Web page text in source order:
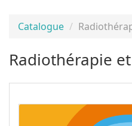
Catalogue
Radiothérapie